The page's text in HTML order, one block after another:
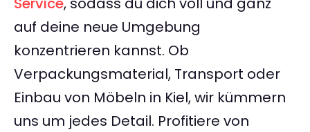
auf deine neue Umgebung
konzentrieren kannst. Ob
Verpackungsmaterial, Transport oder
Einbau von Möbeln in Kiel, wir kümmern
uns um jedes Detail. Profitiere von